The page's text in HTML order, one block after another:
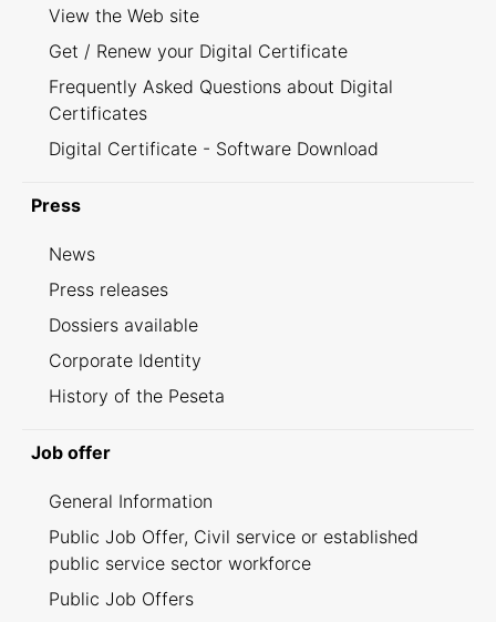
View the Web site
Get / Renew your Digital Certificate
Frequently Asked Questions about Digital
Certificates
Digital Certificate - Software Download
Press
News
Press releases
Dossiers available
Corporate Identity
History of the Peseta
Job offer
General Information
Public Job Offer, Civil service or established
public service sector workforce
Public Job Offers